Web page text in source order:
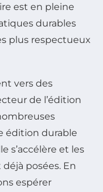
est en pleine
durables
plus respectueux
vers des
de l’édition
édition durable
s’accélère et les
posées. En
espérer